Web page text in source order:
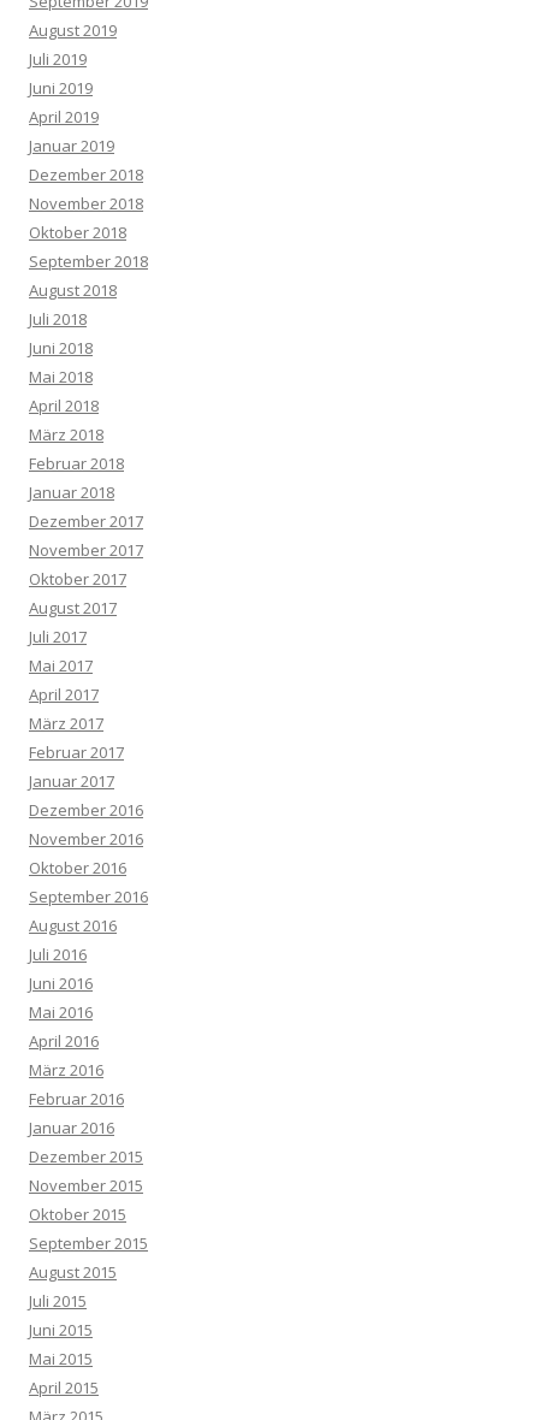
August 2019
Juli 2019
Juni 2019
April 2019
Januar 2019
Dezember 2018
November 2018
Oktober 2018
September 2018
August 2018
Juli 2018
Juni 2018
Mai 2018
April 2018
März 2018
Februar 2018
Januar 2018
Dezember 2017
November 2017
Oktober 2017
August 2017
Juli 2017
Mai 2017
April 2017
März 2017
Februar 2017
Januar 2017
Dezember 2016
November 2016
Oktober 2016
September 2016
August 2016
Juli 2016
Juni 2016
Mai 2016
April 2016
März 2016
Februar 2016
Januar 2016
Dezember 2015
November 2015
Oktober 2015
September 2015
August 2015
Juli 2015
Juni 2015
Mai 2015
April 2015